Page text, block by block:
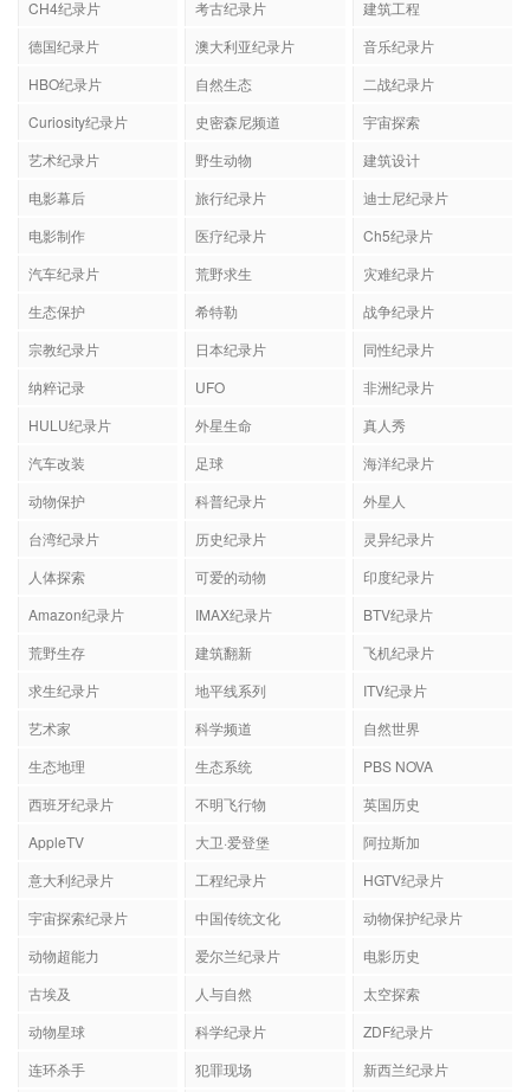
CH4纪录片
考古纪录片
建筑工程
德国纪录片
澳大利亚纪录片
音乐纪录片
HBO纪录片
自然生态
二战纪录片
Curiosity纪录片
史密森尼频道
宇宙探索
艺术纪录片
野生动物
建筑设计
电影幕后
旅行纪录片
迪士尼纪录片
电影制作
医疗纪录片
Ch5纪录片
汽车纪录片
荒野求生
灾难纪录片
生态保护
希特勒
战争纪录片
宗教纪录片
日本纪录片
同性纪录片
纳粹记录
UFO
非洲纪录片
HULU纪录片
外星生命
真人秀
汽车改装
足球
海洋纪录片
动物保护
科普纪录片
外星人
台湾纪录片
历史纪录片
灵异纪录片
人体探索
可爱的动物
印度纪录片
Amazon纪录片
IMAX纪录片
BTV纪录片
荒野生存
建筑翻新
飞机纪录片
求生纪录片
地平线系列
ITV纪录片
艺术家
科学频道
自然世界
生态地理
生态系统
PBS NOVA
西班牙纪录片
不明飞行物
英国历史
AppleTV
大卫·爱登堡
阿拉斯加
意大利纪录片
工程纪录片
HGTV纪录片
宇宙探索纪录片
中国传统文化
动物保护纪录片
动物超能力
爱尔兰纪录片
电影历史
古埃及
人与自然
太空探索
动物星球
科学纪录片
ZDF纪录片
连环杀手
犯罪现场
新西兰纪录片